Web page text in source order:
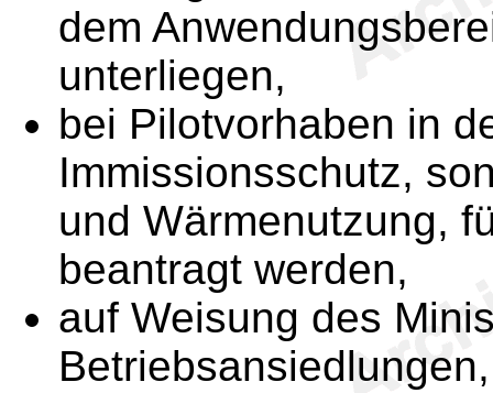
dem
unterliegen,
bei Pilotvorhaben in
Immissionsschutz,
und Wärmenutzung,
beantragt werden,
auf Weisung des